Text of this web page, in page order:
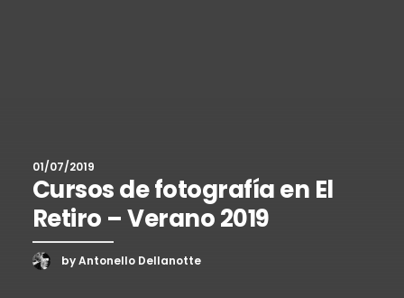
01/07/2019
Cursos de fotografía en El
Retiro – Verano 2019
by Antonello Dellanotte